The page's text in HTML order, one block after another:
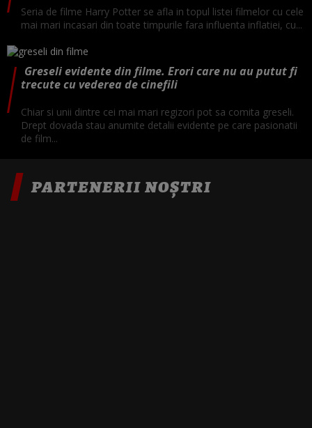
Seria de filme Harry Potter se afla in topul listei filmelor cu cele
mai mari incasari din toate timpurile fara influenta inflatiei, cu...
Greseli evidente din filme. Erori care nu au putut fi
trecute cu vederea de cinefili
Chiar si unii dintre cei mai mari regizori pot sa comita greseli.
Drept dovada stau anumite detalii evidente pe care pasionatii
de film...
PARTENERII NOȘTRI